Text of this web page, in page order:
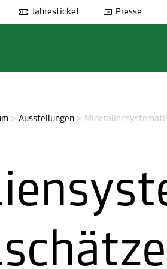
Jahresticket Presse
> Ausstellungen >